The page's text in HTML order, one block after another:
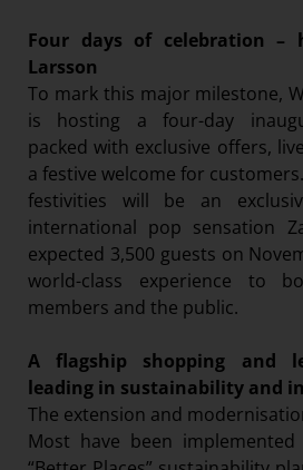
Four days of celebration –
Larsson
To mark this major milestone,
is hosting a four-day
packed with exclusive offers,
a festive welcome for
festivities will be an
international pop sensation
expected 3,500 guests on
world-class experience to
members and the public.
A flagship shopping and
leading in sustainability and
The extension and
Most have been